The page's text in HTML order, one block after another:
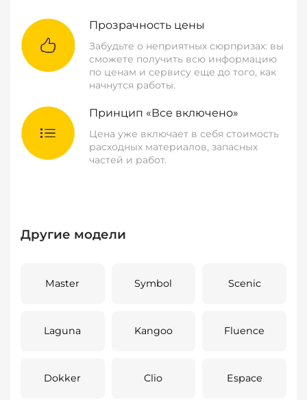
Прозрачность цены
Забудьте о неприятных сюрпризах: вы
сможете получить всю информацию
по ценам и сервису еще до того, как
начнутся работы.
Принцип «Все включено»
Цена уже включает в себя стоимость
расходных материалов, запасных
частей и работ.
Другие модели
Master Symbol Scenic
Laguna Kangoo Fluence
Dokker Clio Espace